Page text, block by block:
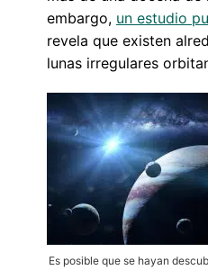
embargo, un estudio
revela que existen
lunas irregulares
Es posible que se hayan